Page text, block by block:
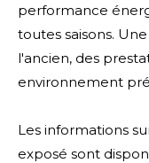
performance
toutes saisons.
l'ancien, des
environnement
Les informations
exposé sont